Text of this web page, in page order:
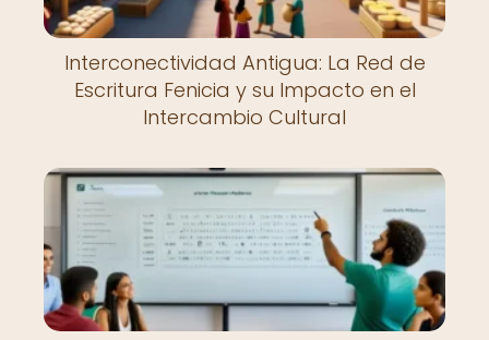
Interconectividad Antigua: La Red de
Escritura Fenicia y su Impacto en el
Intercambio Cultural